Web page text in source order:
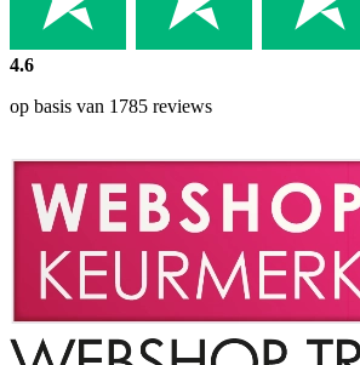
4.6
op basis van 1785 reviews